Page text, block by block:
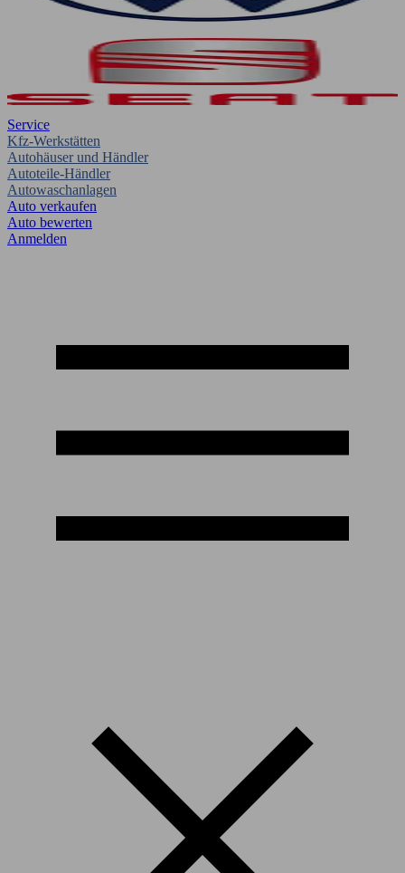
Service
Kfz-Werkstätten
Autohäuser und Händler
Autoteile-Händler
Autowaschanlagen
Auto verkaufen
Auto bewerten
Anmelden